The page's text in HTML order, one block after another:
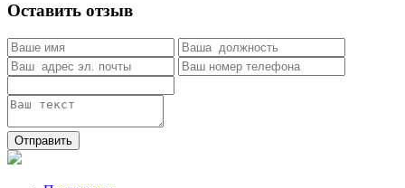
Оставить отзыв
Отправить